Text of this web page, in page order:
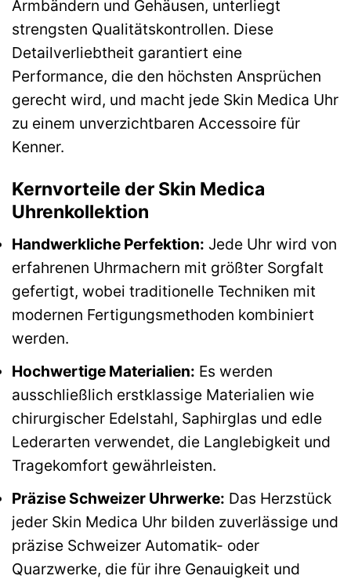
Armbändern und Gehäusen, unterliegt
strengsten Qualitätskontrollen. Diese
Detailverliebtheit garantiert eine
Performance, die den höchsten Ansprüchen
gerecht wird, und macht jede Skin Medica Uhr
zu einem unverzichtbaren Accessoire für
Kenner.
Kernvorteile der Skin Medica
Uhrenkollektion
Handwerkliche Perfektion: Jede Uhr wird von
erfahrenen Uhrmachern mit größter Sorgfalt
gefertigt, wobei traditionelle Techniken mit
modernen Fertigungsmethoden kombiniert
werden.
Hochwertige Materialien: Es werden
ausschließlich erstklassige Materialien wie
chirurgischer Edelstahl, Saphirglas und edle
Lederarten verwendet, die Langlebigkeit und
Tragekomfort gewährleisten.
Präzise Schweizer Uhrwerke: Das Herzstück
jeder Skin Medica Uhr bilden zuverlässige und
präzise Schweizer Automatik- oder
Quarzwerke, die für ihre Genauigkeit und